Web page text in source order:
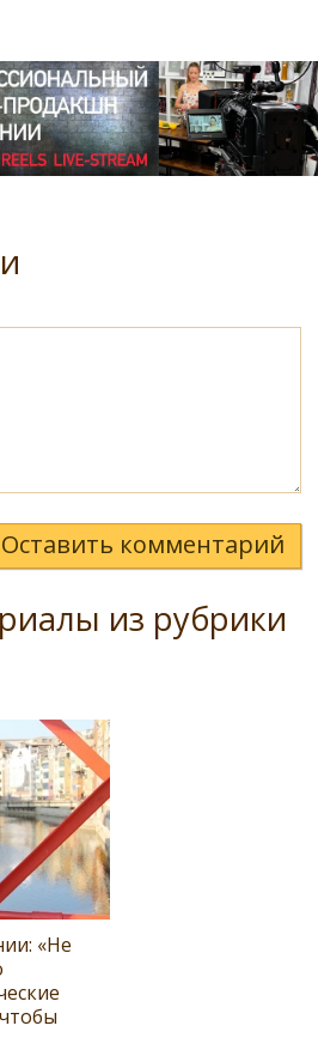
Оставить комментарий
из рубрики
«Не